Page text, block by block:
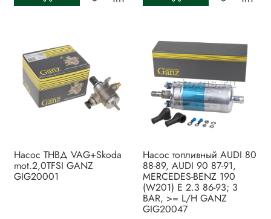
Насос ТНВД VAG+Skoda
mot.2,0TFSI GANZ
GIG20001
Насос топливный AUDI 80
88-89, AUDI 90 87-91,
MERCEDES-BENZ 190
(W201) E 2.3 86-93; 3
BAR, >= L/H GANZ
GIG20047